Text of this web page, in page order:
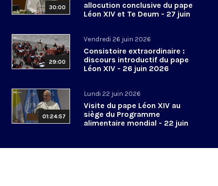
30:00
allocution conclusive du pape
Léon XIV et Te Deum - 27 juin
29:00
Vendredi 26 juin 2026
Consistoire extraordinaire :
discours introductif du pape
Léon XIV - 26 juin 2026
01:24:57
Lundi 22 juin 2026
Visite du pape Léon XIV au
siège du Programme
alimentaire mondial - 22 juin